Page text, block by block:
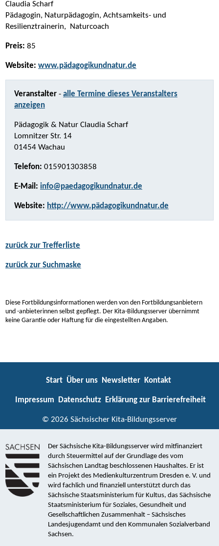
Claudia Scharf
Pädagogin, Naturpädagogin, Achtsamkeits- und
Resilienztrainerin, Naturcoach
Preis: 85
Website: www.pädagogikundnatur.de
Veranstalter - alle Termine dieses Veranstalters
anzeigen
Pädagogik & Natur Claudia Scharf
Lomnitzer Str. 14
01454 Wachau
Telefon: 015901303858
E-Mail: info@paedagogikundnatur.de
Website: http://www.pädagogikundnatur.de
zurück zur Trefferliste
zurück zur Suchmaske
Diese Fortbildungsinformationen werden von den Fortbildungsanbietern
und -anbieterinnen selbst gepflegt. Der Kita-Bildungsserver übernimmt
keine Garantie oder Haftung für die eingestellten Angaben.
Start Über uns Newsletter Kontakt
Impressum Datenschutz Erklärung zur Barrierefreiheit
© 2026 Sächsischer Kita-Bildungsserver
Der Sächsische Kita-Bildungsserver wird mitfinanziert
durch Steuermittel auf der Grundlage des vom
Sächsischen Landtag beschlossenen Haushaltes. Er ist
ein Projekt des Medienkulturzentrum Dresden e. V. und
wird fachlich und finanziell unterstützt durch das
Sächsische Staatsministerium für Kultus, das Sächsische
Staatsministerium für Soziales, Gesundheit und
Gesellschaftlichen Zusammenhalt – Sächsisches
Landesjugendamt und den Kommunalen Sozialverband
Sachsen.